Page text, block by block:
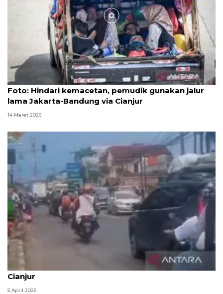
Foto
Foto: Hindari kemacetan, pemudik gunakan jalur
lama Jakarta-Bandung via Cianjur
14 Maret 2026
Arus balik pada H+4 Lebaran ramai melintasi
Cianjur
5 April 2025